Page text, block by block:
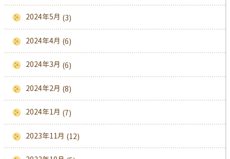
2024年5月 (3)
2024年4月 (6)
2024年3月 (6)
2024年2月 (8)
2024年1月 (7)
2023年11月 (12)